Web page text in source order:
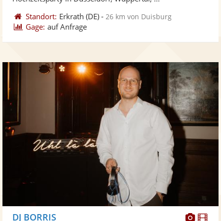
Standort: Erkrath (DE) - 26 km von Duisburg
Gage: auf Anfrage
DJ BORRIS